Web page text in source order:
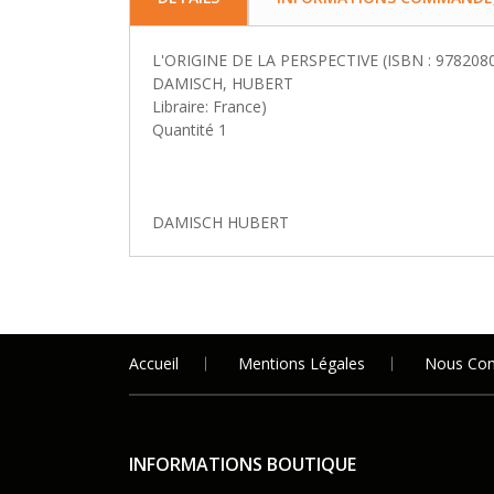
L'ORIGINE DE LA PERSPECTIVE (ISBN :
DAMISCH, HUBERT
Libraire: France)
Quantité 1
DAMISCH HUBERT
Accueil Mentions Légales Nous
INFORMATIONS BOUTIQUE